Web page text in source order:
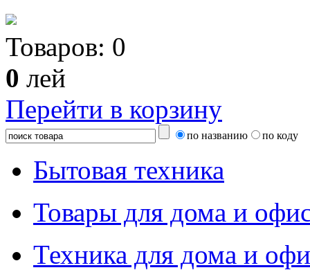
Товаров: 0
0 лей
Перейти в корзину
по названию по коду
Бытовая техника
Товары для дома и
Техника для дома и